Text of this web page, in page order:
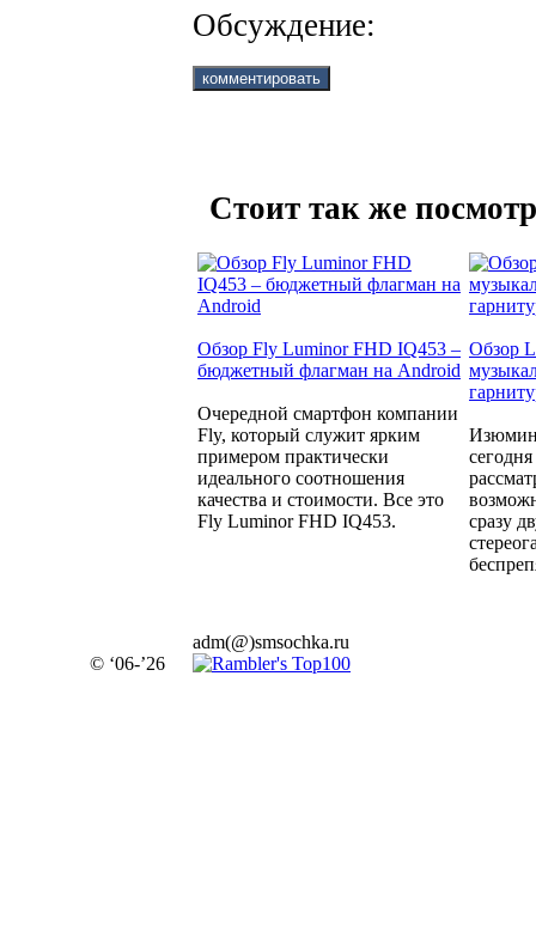
Обсуждение:
Стоит так же
Обзор Fly Luminor FHD IQ453 –
бюджетный флагман на Android
Очередной смартфон компании
Fly, который служит ярким
примером практически
идеального соотношения
качества и стоимости. Все это
Fly Luminor FHD IQ453.
Обзор
сразу
© ‘06-’26
adm(@)smsochka.ru